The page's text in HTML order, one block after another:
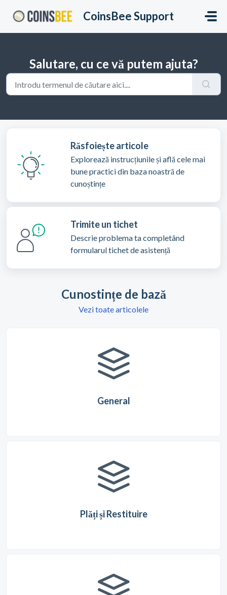
CoinsBee Support
Salutare, cu ce vă putem ajuta?
Răsfoiește articole
Explorează instrucțiunile și află cele mai
bune practici din baza noastră de
cunoștințe
Trimite un tichet
Descrie problema ta completând
formularul tichet de asistență
Cunostințe de bază
Vezi toate articolele
General
Plăți și Restituire